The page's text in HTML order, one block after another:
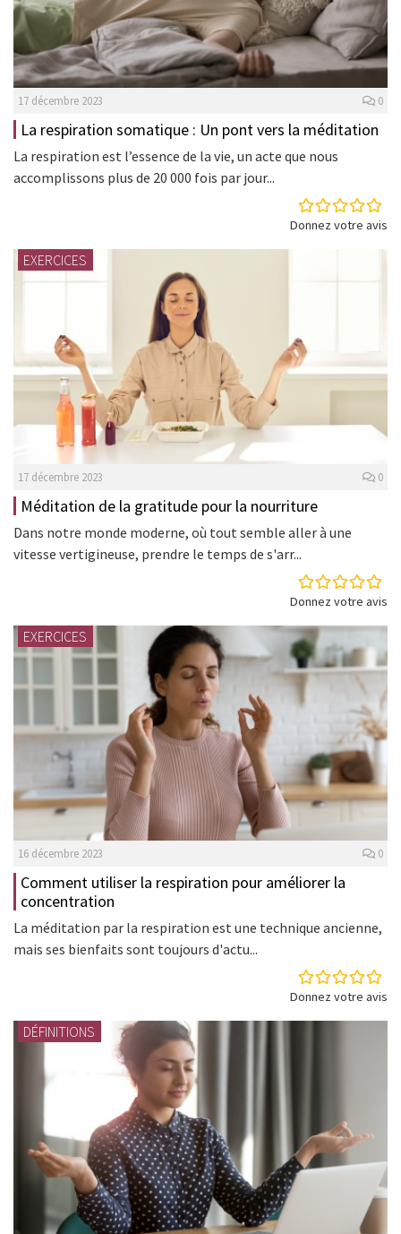
17 décembre 2023 0
La respiration somatique : Un pont vers la méditation
La respiration est l’essence de la vie, un acte que nous
accomplissons plus de 20 000 fois par jour...
Donnez votre avis
EXERCICES
17 décembre 2023 0
Méditation de la gratitude pour la nourriture
Dans notre monde moderne, où tout semble aller à une
vitesse vertigineuse, prendre le temps de s'arr...
Donnez votre avis
EXERCICES
16 décembre 2023 0
Comment utiliser la respiration pour améliorer la
concentration
La méditation par la respiration est une technique ancienne,
mais ses bienfaits sont toujours d'actu...
Donnez votre avis
DÉFINITIONS